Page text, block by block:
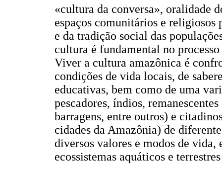
«cultura da conversa», oralidade
espaços comunitários e religiosos
e da tradição social das
cultura é fundamental no
Viver a cultura amazônica é
condições de vida locais, de
educativas, bem como de uma
pescadores, índios,
barragens, entre outros) e
cidades da Amazônia) de
diversos valores e modos de
ecossistemas aquáticos e